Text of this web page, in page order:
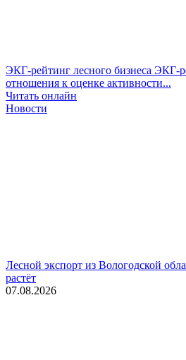
ЭКГ-рейтинг лесного бизнеса ЭКГ-
отношения к оценке активности...
Читать онлайн
Новости
Лесной экспорт из Вологодской
растёт
07.08.2026